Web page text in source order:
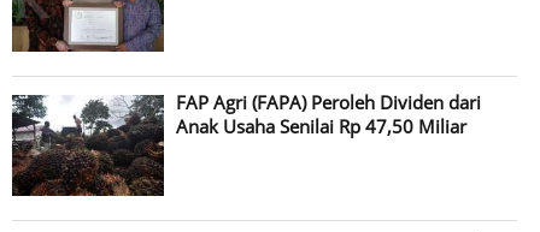
FAP Agri (FAPA) Peroleh Dividen dari
Anak Usaha Senilai Rp 47,50 Miliar